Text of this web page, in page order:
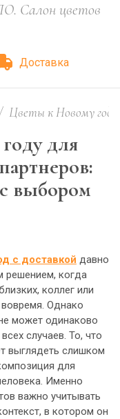
Салон цветов
Доставка
Цветы к Новому году
для
выбором
с доставкой давно
решением, когда
коллег или
Однако
может одинаково
случаев. То, что
выглядеть слишком
для
Именно
важно учитывать
в котором он